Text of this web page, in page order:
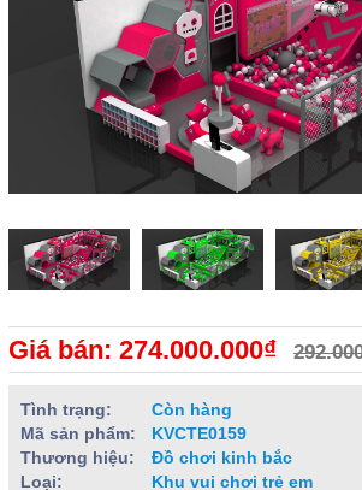
Giá bán: 274.000.000₫
Tình trạng:
Còn hàng
Mã sản phẩm:
KVCTE0159
Thương hiệu:
Đồ chơi kinh bắc
Loại:
Khu vui chơi trẻ em